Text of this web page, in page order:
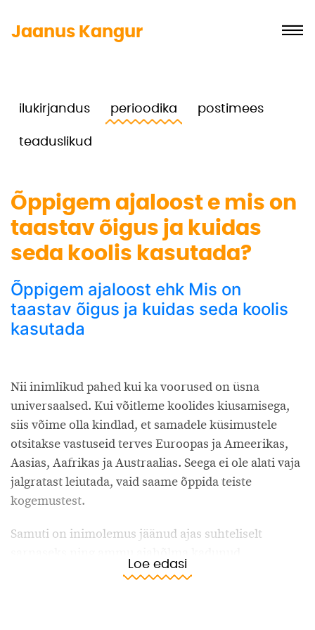
Jaanus Kangur
Õppigem ajaloost e mis on
taastav õigus ja kuidas
seda koolis kasutada?
Õppigem ajaloost ehk Mis on
taastav õigus ja kuidas seda koolis
kasutada
Nii inimlikud pahed kui ka voorused on üsna
universaalsed. Kui võitleme koolides kiusamisega,
siis võime olla kindlad, et samadele küsimustele
otsitakse vastuseid terves Euroopas ja Ameerikas,
Aasias, Aafrikas ja Austraalias. Seega ei ole alati vaja
jalgratast leiutada, vaid saame õppida teiste
kogemustest.
Samuti on inimolemus jäänud ajas suhteliselt
tõekspidamised ja praktikad võivad mõjuda vägagi
Loe edasi
ilukirjandus perioodika
postimees
teaduslikud